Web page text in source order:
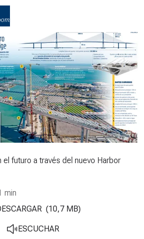
futuro a través del nuevo Harbor
min
(10,7 MB)
ESCUCHAR